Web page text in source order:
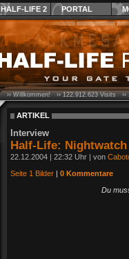
HALF-LIFE 2 PORTAL
›› Willkommen! ››122.912.623Visits ››
ARTIKEL
Interview
Half-Life: Nightwatch
22.12.2004 | 22:32 Uhr | von
Seite 1 Bilder| 0 Kommentare
Du